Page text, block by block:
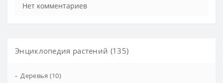
Нет комментариев
Энциклопедия растений (135)
- Деревья (10)